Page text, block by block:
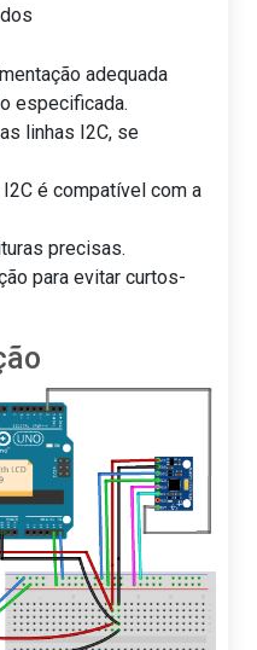
adequada
especificada.
linhas I2C, se
é compatível com a
precisas.
para evitar curtos-